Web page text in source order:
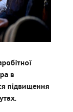
в
підвищення